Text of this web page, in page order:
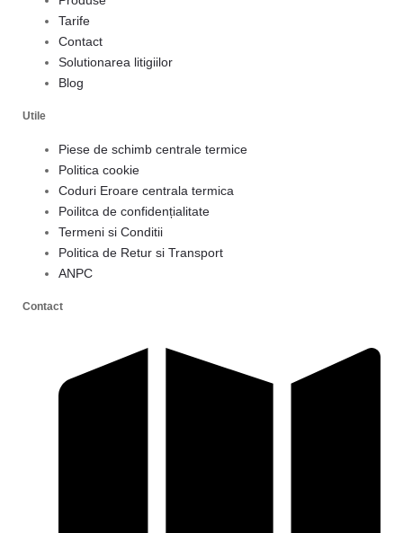
Tarife
Contact
Solutionarea litigiilor
Blog
Utile
Piese de schimb centrale termice
Politica cookie
Coduri Eroare centrala termica
Poilitca de confidențialitate
Termeni si Conditii
Politica de Retur si Transport
ANPC
Contact